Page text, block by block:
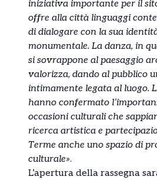
iniziativa importante per il
offre alla città linguaggi
di dialogare con la sua
monumentale. La danza, in
si sovrappone al paesaggio
valorizza, dando al pubblico
intimamente legata al luogo.
hanno confermato
occasioni culturali che
ricerca artistica e
Terme anche uno spazio di
culturale».
L’apertura della rassegna